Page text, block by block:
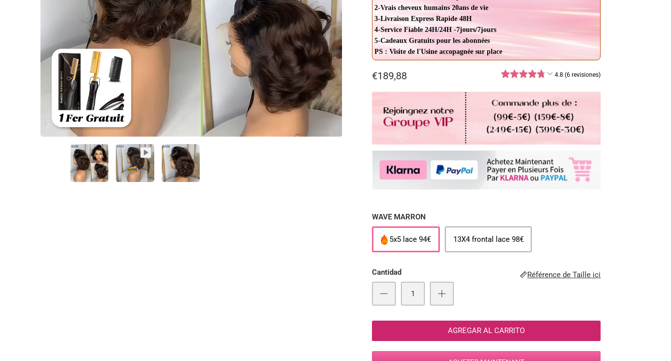
2-Vrais cheveux humains 20ans de vie
3-Livraison Express Rapide 48H
4-Service Fiable 24H/24H -7jours/7jours
5-Cadeaux Gratuits pour les abonnées
PS : Visite de l'Usine accopagnée sur place
€189,88 4.8 (6 revisiones)
WAVE MARRON
5x5 lace 94€ 13X4 frontal lace 98€
Cantidad Référence de Taille ici
AGREGAR AL CARRITO